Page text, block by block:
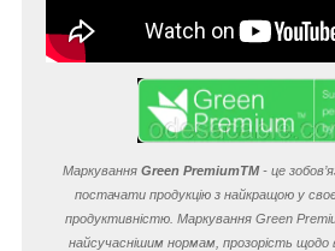
Маркування Green PremiumTM- це
постачати продукцію з найкращою у
продуктивністю. Маркування Green
найсучаснішим нормам, прозорість щодо